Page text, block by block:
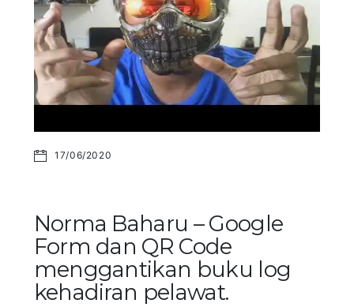
17/06/2020
Norma Baharu – Google
Form dan QR Code
menggantikan buku log
kehadiran pelawat.